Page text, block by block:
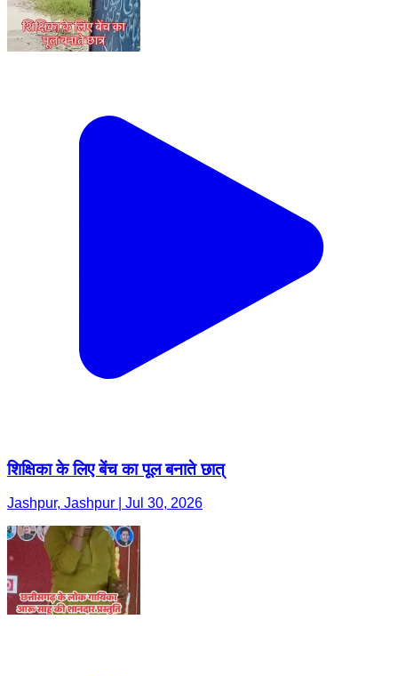
शिक्षिका के लिए बेंच का पूल बनाते छात्
Jashpur, Jashpur | Jul 30, 2026